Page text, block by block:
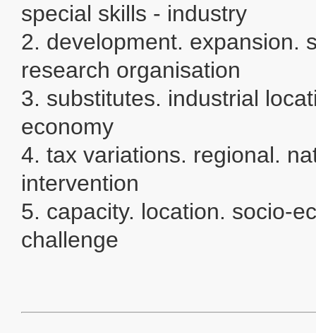
special skills - industry
2. development. expansion.
research organisation
3. substitutes. industrial
economy
4. tax variations. regional.
intervention
5. capacity. location. socio-
challenge